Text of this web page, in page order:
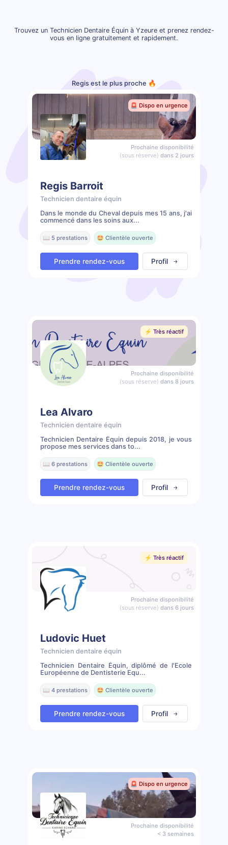
Trouvez un Technicien Dentaire Équin à Yzeure et prenez rendez-
vous en ligne gratuitement et rapidement.
Regis est le plus proche 🔥
🚨 Dispo en urgence
Prochaine disponibilité
(sous réserve) dans 2 jours
Regis Barroit
Technicien dentaire équin
Dans le monde du Cheval depuis mes 15 ans, j'ai
commencé dans les soins aux...
📖 5 prestations 🤩 Clientèle ouverte
Prendre rendez-vous Profil
⚡️ Très réactif
Prochaine disponibilité
(sous réserve) dans 8 jours
Lea Alvaro
Technicien dentaire équin
Technicien Dentaire Équin depuis 2018, je vous
propose mes services dans to...
📖 6 prestations 🤩 Clientèle ouverte
Prendre rendez-vous Profil
⚡️ Très réactif
Prochaine disponibilité
(sous réserve) dans 6 jours
Ludovic Huet
Technicien dentaire équin
Technicien Dentaire Équin, diplômé de l'Ecole
Européenne de Dentisterie Equ...
📖 4 prestations 🤩 Clientèle ouverte
Prendre rendez-vous Profil
🚨 Dispo en urgence
Prochaine disponibilité
< 3 semaines